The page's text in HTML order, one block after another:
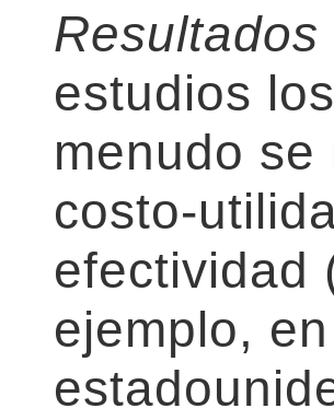
estudios
menudo
costo-
efectividad
ejemplo,